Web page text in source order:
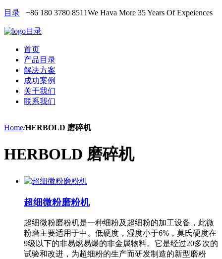
目录 +86 180 3780 8511We Hava More 35 Years Of Expeiences
目录
首页
产品目录
解决方案
成功案例
关于我们
联系我们
Home/HERBOLD 磨碎机
HERBOLD 磨碎机
超细微粉磨粉机
超细微粉磨粉机是一种细粉及超细粉的加工设备，此微
粉磨主要适用于中、低硬度，湿度小于6%，莫氏硬度在
9级以下的非易燃易爆的非金属物料。它是经过20多次的
试验和改进，为超细粉的生产而研发制造的新型磨粉